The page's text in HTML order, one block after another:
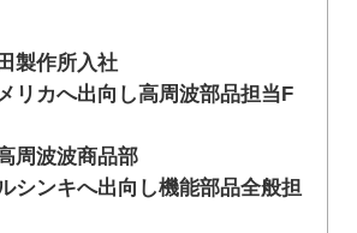
製作所入社
リカへ出向し高周波部品担当F
周波波商品部
シンキへ出向し機能部品全般担